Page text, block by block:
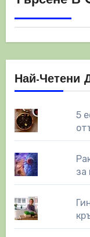
Най-Четени
5
за